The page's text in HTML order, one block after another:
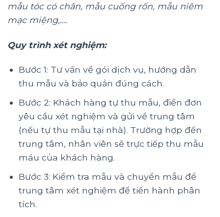
mẫu tóc có chân, mẫu cuống rốn, mẫu niêm
mạc miệng,….
Quy trình xét nghiệm:
Bước 1: Tư vấn về gói dịch vụ, hướng dẫn
thu mẫu và bảo quản đúng cách.
Bước 2: Khách hàng tự thu mẫu, điền đơn
yêu cầu xét nghiệm và gửi về trung tâm
(nếu tự thu mẫu tại nhà). Trường hợp đến
trung tâm, nhân viên sẽ trực tiếp thu mẫu
máu của khách hàng.
Bước 3: Kiểm tra mẫu và chuyển mẫu để
trung tâm xét nghiệm để tiến hành phân
tích.